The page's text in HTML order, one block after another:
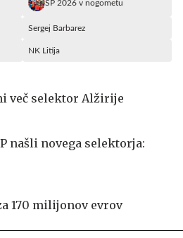
SP 2026 v nogometu
Sergej Barbarez
NK Litija
več selektor Alžirije
našli novega selektorja:
170 milijonov evrov